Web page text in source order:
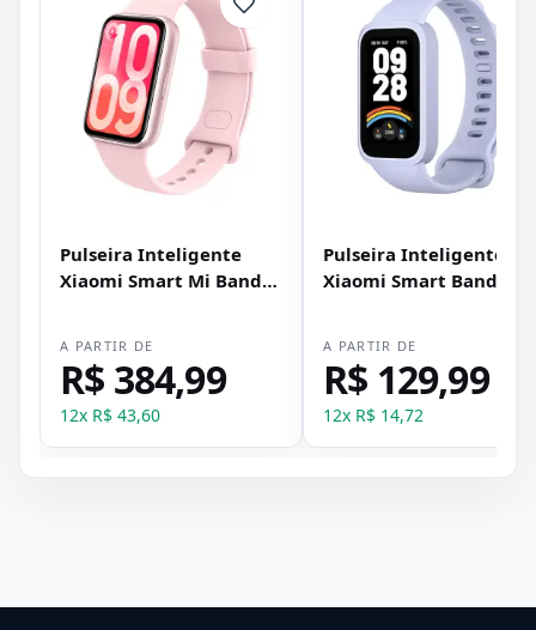
Pulseira Inteligente
Xiaomi Smart Mi Band
A PARTIR DE
R$ 384,99
12x R$ 43,60
Pulseira Inteligente
Xiaomi Smart Band 9
A PARTIR DE
R$ 129,99
12x R$ 14,72